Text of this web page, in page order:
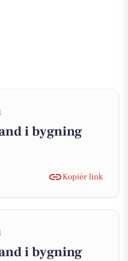
i bygning
Kopiér link
i bygning